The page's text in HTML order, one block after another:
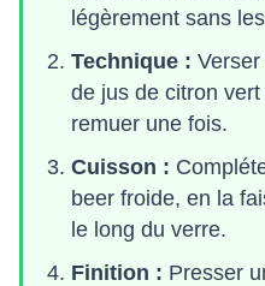
légèrement sans
Technique :
de jus de citron
remuer une fois.
Cuisson :
beer froide, en la
le long du verre.
Finition : Presser